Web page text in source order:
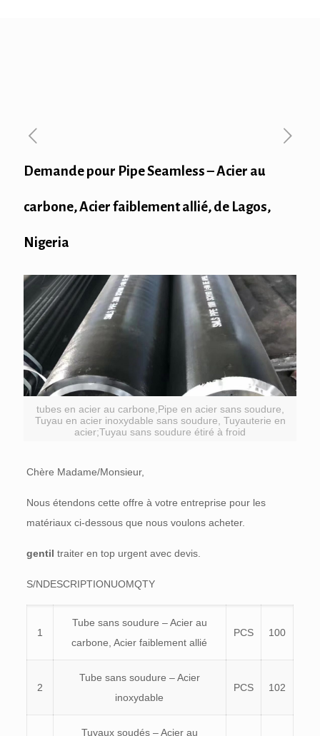
Demande pour Pipe Seamless – Acier au
carbone, Acier faiblement allié, de Lagos,
Nigeria
tubes en acier au carbone,Pipe en acier sans soudure,
Tuyau en acier inoxydable sans soudure, Tuyauterie en
acier;Tuyau sans soudure étiré à froid
Chère Madame/Monsieur,
Nous étendons cette offre à votre entreprise pour les
matériaux ci-dessous que nous voulons acheter.
gentil traiter en top urgent avec devis.
S/NDESCRIPTIONUOMQTY
1
Tube sans soudure – Acier au
carbone, Acier faiblement allié
PCS 100
2
Tube sans soudure – Acier
inoxydable
PCS 102
Tuyaux soudés – Acier au